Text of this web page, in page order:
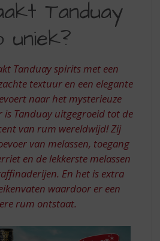
Tanduay
uniek?
Tanduay spirits met een
textuur en een elegante
naar het mysterieuze
is Tanduay uitgegroeid tot de
van rum wereldwijd! Zij
van melassen, toegang
en de lekkerste melassen
En het is extra
waardoor er een
rum ontstaat.